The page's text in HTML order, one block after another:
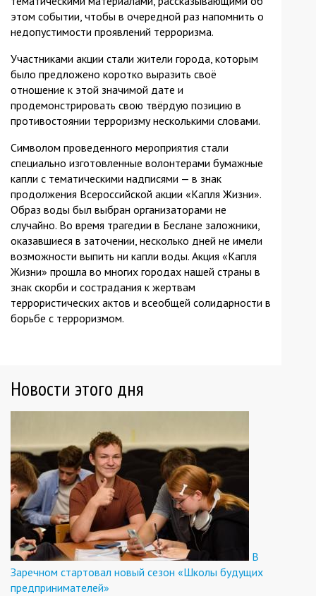
этом событии, чтобы в очередной раз напомнить о
недопустимости проявлений терроризма.
Участниками акции стали жители города, которым
было предложено коротко выразить своё
отношение к этой значимой дате и
продемонстрировать свою твёрдую позицию в
противостоянии терроризму несколькими словами.
Символом проведенного мероприятия стали
специально изготовленные волонтерами бумажные
капли с тематическими надписями — в знак
продолжения Всероссийской акции «Капля Жизни».
Образ воды был выбран организаторами не
случайно. Во время трагедии в Беслане заложники,
оказавшиеся в заточении, несколько дней не имели
возможности выпить ни капли воды. Акция «Капля
Жизни» прошла во многих городах нашей страны в
знак скорби и сострадания к жертвам
террористических актов и всеобщей солидарности в
борьбе с терроризмом.
Новости этого дня
В
Заречном стартовал новый сезон «Школы будущих
предпринимателей»